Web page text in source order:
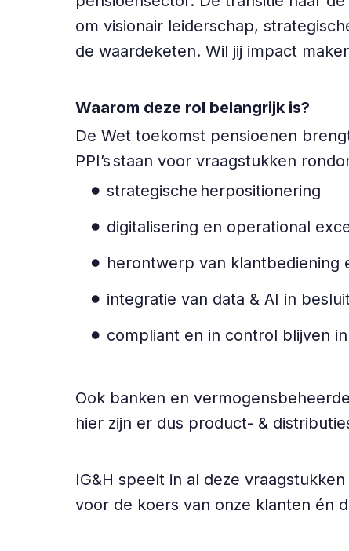
om visionair leiderschap,
de waardeketen. Wil jij impact
Waarom deze rol belangrijk is?
De Wet toekomst pensioenen
PPI’s staan voor vraagstukken
strategische herpositionering
digitalisering en operational
herontwerp van klantbediening
integratie van data & AI in
compliant en in control blijven
Ook banken en
hier zijn er dus product- &
IG&H speelt in al deze
voor de koers van onze klanten én